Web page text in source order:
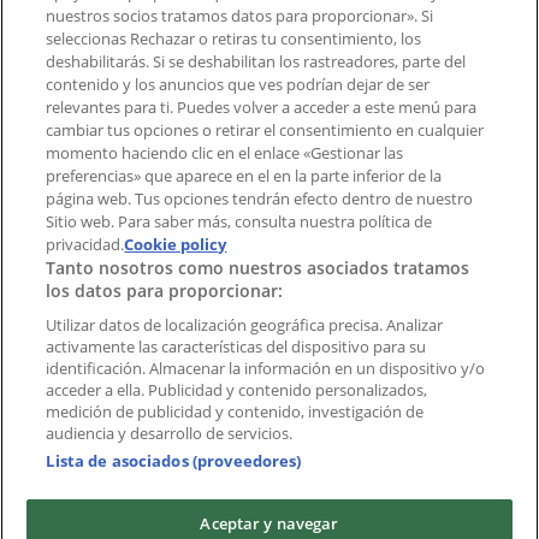
¿Encontraste un problema en la web o en la
aplicación?
Índices
Marcas
Marcas locales
Negocios
Negocios cercanos
Productos
Productos locales
Ciudades
Descargar la APP Tiendeo
nuestros socios tratamos datos para proporcionar». Si
seleccionas Rechazar o retiras tu consentimiento, los
deshabilitarás. Si se deshabilitan los rastreadores, parte del
contenido y los anuncios que ves podrían dejar de ser
relevantes para ti. Puedes volver a acceder a este menú para
cambiar tus opciones o retirar el consentimiento en cualquier
momento haciendo clic en el enlace «Gestionar las
preferencias» que aparece en el en la parte inferior de la
página web. Tus opciones tendrán efecto dentro de nuestro
Sitio web. Para saber más, consulta nuestra política de
privacidad.Cookie policy
Tanto nosotros como nuestros asociados tratamos
los datos para proporcionar:
Utilizar datos de localización geográfica precisa. Analizar
activamente las características del dispositivo para su
identificación. Almacenar la información en un dispositivo y/o
acceder a ella. Publicidad y contenido personalizados,
medición de publicidad y contenido, investigación de
audiencia y desarrollo de servicios.
Lista de asociados (proveedores)
Aceptar y navegar